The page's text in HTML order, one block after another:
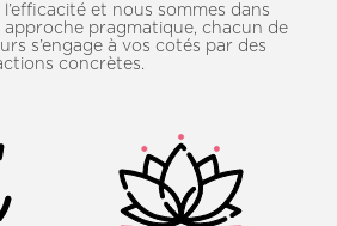
et nous sommes dans
approche pragmatique, chacun de
s’engage à vos cotés par des
concrètes.